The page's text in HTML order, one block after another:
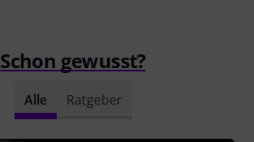
Schon gewusst?
Alle Ratgeber